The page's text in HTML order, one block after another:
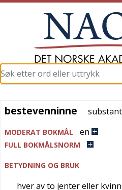
bestevenninne
bestevenninne
MODERAT BOKMÅL en
FULL BOKMÅLSNORM
BETYDNING OG BRUK
hver av to jenter eller